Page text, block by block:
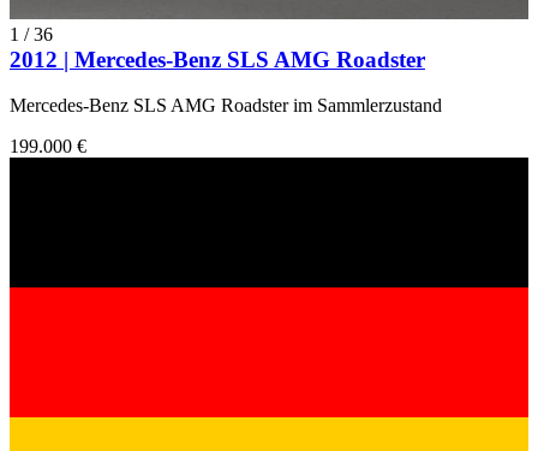
1 /36
2012 | Mercedes-Benz SLS AMG Roadster
Mercedes-Benz SLS AMG Roadster im Sammlerzustand
199.000 €